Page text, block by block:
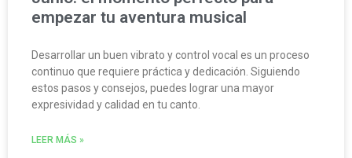
empezar tu aventura musical
Desarrollar un buen vibrato y control vocal es un proceso
continuo que requiere práctica y dedicación. Siguiendo
estos pasos y consejos, puedes lograr una mayor
expresividad y calidad en tu canto.
LEER MÁS »